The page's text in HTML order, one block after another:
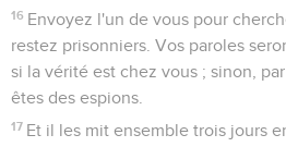
16 Envoyez l'un de vous pour
restez prisonniers. Vos paroles
si la vérité est chez vous ; sinon,
êtes des espions.
17 Et il les mit ensemble trois jours